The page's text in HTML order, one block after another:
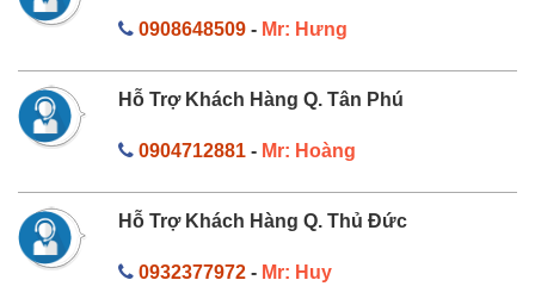
0908648509- Mr: Hưng
Hỗ Trợ Khách Hàng Q. Tân Phú
0904712881- Mr: Hoàng
Hỗ Trợ Khách Hàng Q. Thủ Đức
0932377972- Mr: Huy